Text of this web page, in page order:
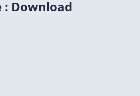
: Download